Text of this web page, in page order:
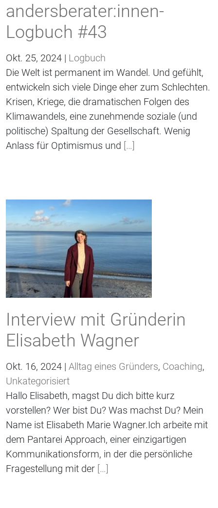
andersberater:innen-
Logbuch #43
Okt. 25, 2024 | Logbuch
Die Welt ist permanent im Wandel. Und gefühlt,
entwickeln sich viele Dinge eher zum Schlechten.
Krisen, Kriege, die dramatischen Folgen des
Klimawandels, eine zunehmende soziale (und
politische) Spaltung der Gesellschaft. Wenig
Anlass für Optimismus und […]
Interview mit Gründerin
Elisabeth Wagner
Okt. 16, 2024 | Alltag eines Gründers, Coaching,
Unkategorisiert
Hallo Elisabeth, magst Du dich bitte kurz
vorstellen? Wer bist Du? Was machst Du? Mein
Name ist Elisabeth Marie Wagner.Ich arbeite mit
dem Pantarei Approach, einer einzigartigen
Kommunikationsform, in der die persönliche
Fragestellung mit der […]